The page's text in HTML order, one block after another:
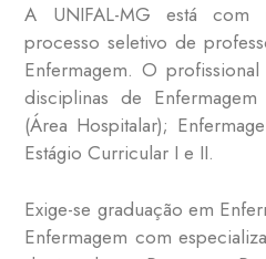
A UNIFAL-MG está com
processo seletivo de
Enfermagem. O
disciplinas de
(Área Hospitalar);
Estágio Curricular I e II.
Exige-se graduação em
Enfermagem com